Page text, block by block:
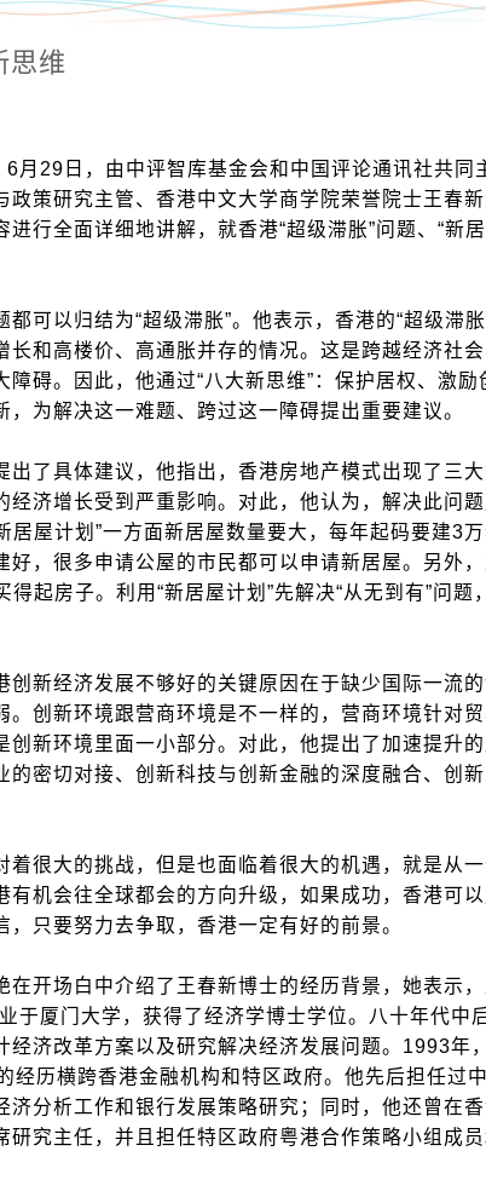
思维
29日，由中评智库基金会和中国评论通讯社共同
策研究主管、香港中文大学商学院荣誉院士王春
行全面详细地讲解，就香港“超级滞胀”问题、“新
以归结为“超级滞胀”。他表示，香港的“超级滞
和高楼价、高通胀并存的情况。这是跨越经济社
碍。因此，他通过“八大新思维”：保护居权、激励
为解决这一难题、跨过这一障碍提出重要建议。
具体建议，他指出，香港房地产模式出现了三大
济增长受到严重影响。对此，他认为，解决此问
居屋计划”一方面新居屋数量要大，每年起码要建3
，很多申请公屋的市民都可以申请新居屋。另外
起房子。利用“新居屋计划”先解决“从无到有”问题
经济发展不够好的关键原因在于缺少国际一流的
创新环境跟营商环境是不一样的，营商环境针对
新环境里面一小部分。对此，他提出了加速提升
密切对接、创新科技与创新金融的深度融合、创
大的挑战，但是也面临着很大的机遇，就是从一
机会往全球都会的方向升级，如果成功，香港可
只要努力去争取，香港一定有好的前景。
场白中介绍了王春新博士的经历背景，她表示，
于厦门大学，获得了经济学博士学位。八十年代中
济改革方案以及研究解决经济发展问题。1993年
经历横跨香港金融机构和特区政府。他先后担任过
分析工作和银行发展策略研究；同时，他还曾在
究主任，并且担任特区政府粤港合作策略小组成